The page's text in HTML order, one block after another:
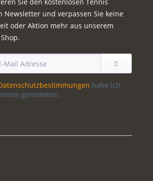
Newsletter und verpassen Sie keine
oder Aktion mehr aus unserem
habe ich
genommen.